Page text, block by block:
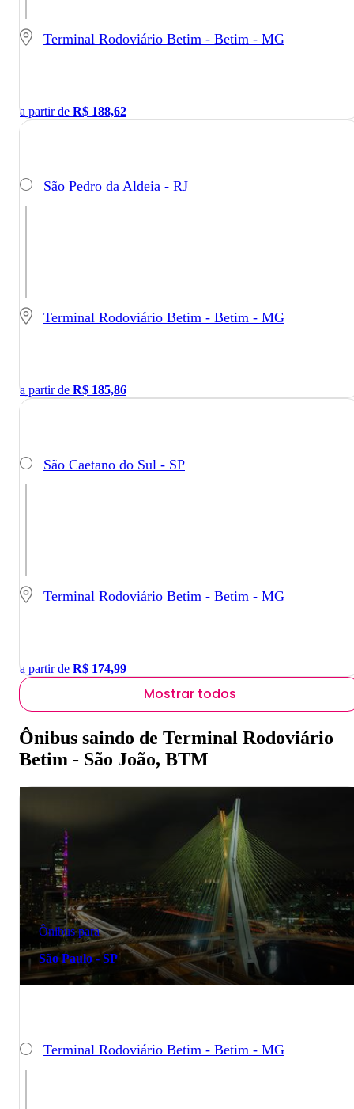
Terminal Rodoviário Betim - Betim - MG
a partir de R$ 188,62
São Pedro da Aldeia - RJ
Terminal Rodoviário Betim - Betim - MG
a partir de R$ 185,86
São Caetano do Sul - SP
Terminal Rodoviário Betim - Betim - MG
a partir de R$ 174,99
Mostrar todos
Ônibus saindo de Terminal Rodoviário
Betim - São João, BTM
Ônibus para
São Paulo - SP
Terminal Rodoviário Betim - Betim - MG